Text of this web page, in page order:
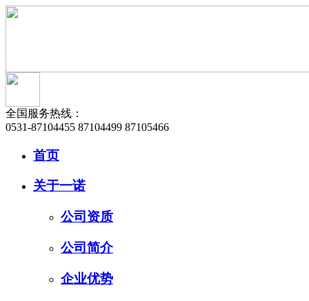
全国服务热线：
0531-87104455 87104499 87105466
首页
关于一诺
公司资质
公司简介
企业优势